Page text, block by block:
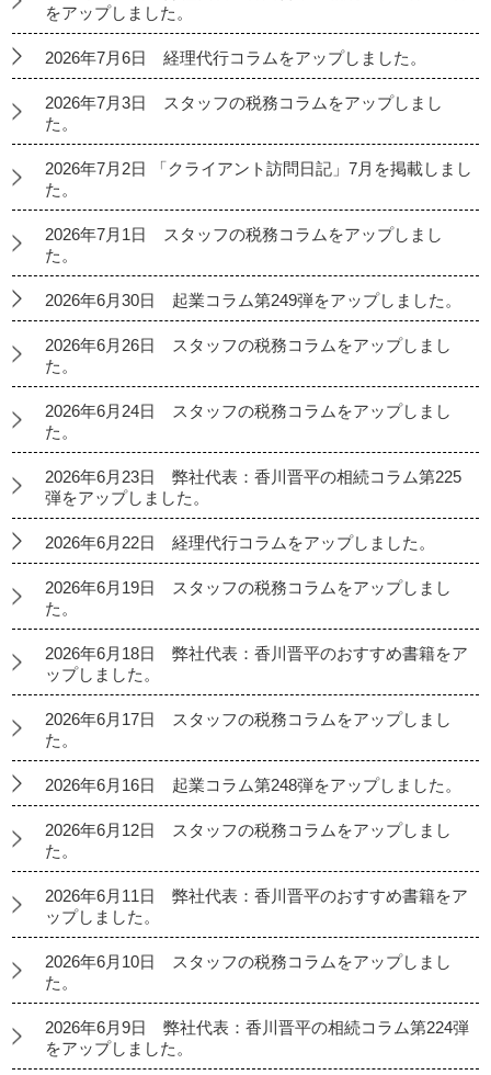
をアップしました。
2026年7月6日 経理代行コラムをアップしました。
2026年7月3日 スタッフの税務コラムをアップしまし
た。
2026年7月2日 「クライアント訪問日記」7月を掲載しまし
た。
2026年7月1日 スタッフの税務コラムをアップしまし
た。
2026年6月30日 起業コラム第249弾をアップしました。
2026年6月26日 スタッフの税務コラムをアップしまし
た。
2026年6月24日 スタッフの税務コラムをアップしまし
た。
2026年6月23日 弊社代表：香川晋平の相続コラム第225
弾をアップしました。
2026年6月22日 経理代行コラムをアップしました。
2026年6月19日 スタッフの税務コラムをアップしまし
た。
2026年6月18日 弊社代表：香川晋平のおすすめ書籍をア
ップしました。
2026年6月17日 スタッフの税務コラムをアップしまし
た。
2026年6月16日 起業コラム第248弾をアップしました。
2026年6月12日 スタッフの税務コラムをアップしまし
た。
2026年6月11日 弊社代表：香川晋平のおすすめ書籍をア
ップしました。
2026年6月10日 スタッフの税務コラムをアップしまし
た。
2026年6月9日 弊社代表：香川晋平の相続コラム第224弾
をアップしました。